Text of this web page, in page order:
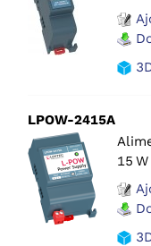
LPOW-2415A
15 W